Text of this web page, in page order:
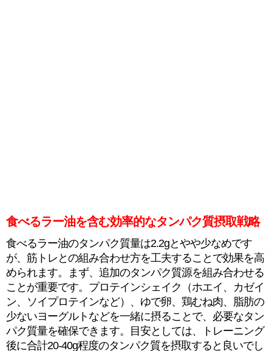
食べるラー油を含む効率的なタンパク質摂取戦略
食べるラー油のタンパク質量は2.2gとやや少なめです
が、筋トレとの組み合わせ方を工夫することで効果を高
められます。まず、追加のタンパク質源を組み合わせる
ことが重要です。プロテインシェイク（ホエイ、カゼイ
ン、ソイプロテインなど）、ゆで卵、鶏むね肉、脂肪の
少ないヨーグルトなどを一緒に摂ることで、必要なタン
パク質量を確保できます。目安としては、トレーニング
後に合計20-40g程度のタンパク質を摂取すると良いでし